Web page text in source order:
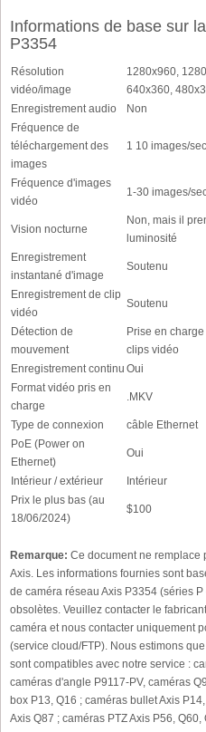
Informations de base sur
P3354
Résolution
vidéo/image
1280x960,
640x360,
Enregistrement audio
Non
Fréquence de
téléchargement des
images
1 10 images/
Fréquence d'images
vidéo
1-30 images/
Vision nocturne
Non, mais il
luminosité
Enregistrement
instantané d'image
Soutenu
Enregistrement de clip
vidéo
Soutenu
Détection de
mouvement
Prise en
clips vidéo
Enregistrement continu Oui
Format vidéo pris en
charge
.MKV
Type de connexion
câble Ethernet
PoE (Power on
Ethernet)
Oui
Intérieur / extérieur
Intérieur
Prix le plus bas (au
18/06/2024)
$100
Remarque: Ce document ne remplace
Axis. Les informations fournies sont
de caméra réseau Axis P3354 (séries
obsolètes. Veuillez contacter le
caméra et nous contacter uniquement
(service cloud/FTP). Nous estimons
sont compatibles avec notre service :
caméras d'angle P9117-PV, caméras
box P13, Q16 ; caméras bullet Axis
Axis Q87 ; caméras PTZ Axis P56,